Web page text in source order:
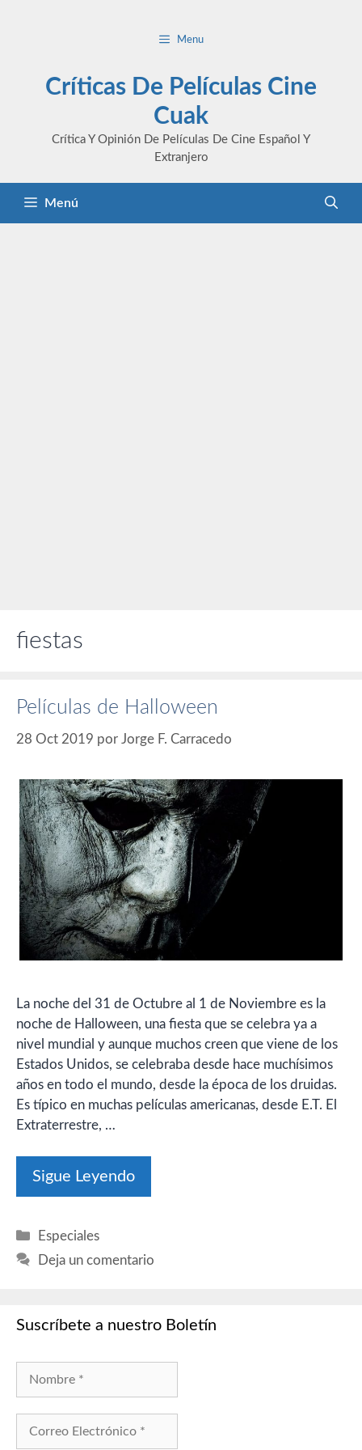
Menu
Críticas De Películas Cine
Cuak
Crítica Y Opinión De Películas De Cine Español Y
Extranjero
Menú
fiestas
Películas de Halloween
28 Oct 2019 por Jorge F. Carracedo
La noche del 31 de Octubre al 1 de Noviembre es la
noche de Halloween, una fiesta que se celebra ya a
nivel mundial y aunque muchos creen que viene de los
Estados Unidos, se celebraba desde hace muchísimos
años en todo el mundo, desde la época de los druidas.
Es típico en muchas películas americanas, desde E.T. El
Extraterrestre, …
Sigue Leyendo
Categorías
Especiales
Deja un comentario
Suscríbete a nuestro Boletín